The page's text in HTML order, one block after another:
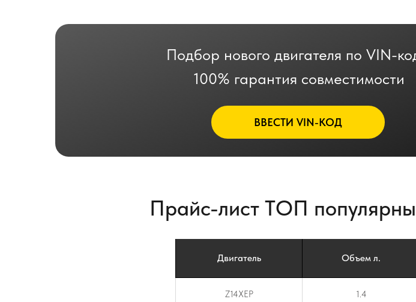
ВВЕСТИ VIN-КОД
Подбор нового двигателя по VIN-
100% гарантия совместимости
Прайс-лист ТОП
Двигатель Объем л.
Z14XEP 1.4